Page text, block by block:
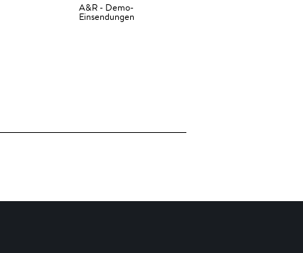
A&R - Demo-
Einsendungen